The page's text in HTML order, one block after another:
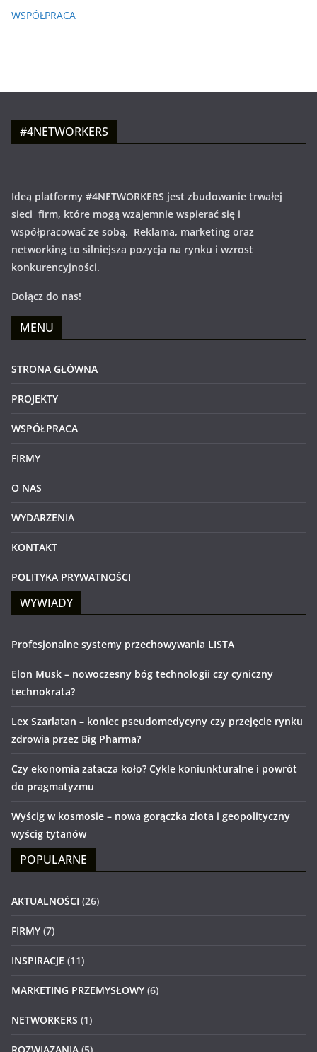
WSPÓŁPRACA
#4NETWORKERS
Ideą platformy #4NETWORKERS jest zbudowanie trwałej
sieci firm, które mogą wzajemnie wspierać się i
współpracować ze sobą. Reklama, marketing oraz
networking to silniejsza pozycja na rynku i wzrost
konkurencyjności.
Dołącz do nas!
MENU
STRONA GŁÓWNA
PROJEKTY
WSPÓŁPRACA
FIRMY
O NAS
WYDARZENIA
KONTAKT
POLITYKA PRYWATNOŚCI
WYWIADY
Profesjonalne systemy przechowywania LISTA
Elon Musk – nowoczesny bóg technologii czy cyniczny
technokrata?
Lex Szarlatan – koniec pseudomedycyny czy przejęcie rynku
zdrowia przez Big Pharma?
Czy ekonomia zatacza koło? Cykle koniunkturalne i powrót
do pragmatyzmu
Wyścig w kosmosie – nowa gorączka złota i geopolityczny
wyścig tytanów
POPULARNE
AKTUALNOŚCI (26)
FIRMY (7)
INSPIRACJE (11)
MARKETING PRZEMYSŁOWY (6)
NETWORKERS (1)